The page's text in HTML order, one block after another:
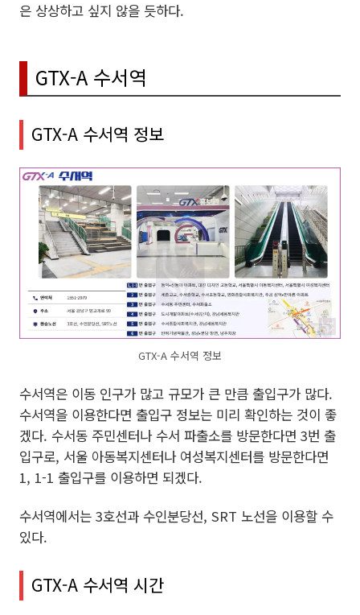
은 상상하고 싶지 않을 듯하다.
GTX-A 수서역
GTX-A 수서역 정보
GTX-A 수서역 정보
수서역은 이동 인구가 많고 규모가 큰 만큼 출입구가 많다.
수서역을 이용한다면 출입구 정보는 미리 확인하는 것이 좋
겠다. 수서동 주민센터나 수서 파출소를 방문한다면 3번 출
입구로, 서울 아동복지센터나 여성복지센터를 방문한다면
1, 1-1 출입구를 이용하면 되겠다.
수서역에서는 3호선과 수인분당선, SRT 노선을 이용할 수
있다.
GTX-A 수서역 시간